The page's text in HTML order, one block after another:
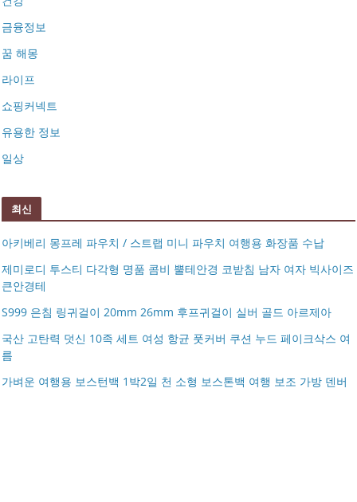
금융정보
꿈 해몽
라이프
쇼핑커넥트
유용한 정보
일상
최신
아키베리 몽프레 파우치 / 스트랩 미니 파우치 여행용 화장품 수납
제미로디 투스티 다각형 명품 콤비 뿔테안경 코받침 남자 여자 빅사이즈
큰안경테
S999 은침 링귀걸이 20mm 26mm 후프귀걸이 실버 골드 아르제아
국산 고탄력 덧신 10족 세트 여성 항균 풋커버 쿠션 누드 페이크삭스 여
름
가벼운 여행용 보스턴백 1박2일 천 소형 보스톤백 여행 보조 가방 덴버
아키베리 몽프레 파우치 / 스트랩 미니 파우치 여행용 화장
품 수납
제미로디 투스티 다각형 명품 콤비 뿔테안경 코받침 남자